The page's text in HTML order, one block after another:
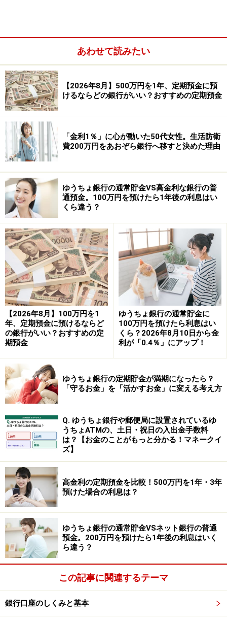
このデータから見ると、「貯金300万円」の位置付けは
年代によって大きく異なります。
20代・30代では、300万円未満の割合が約7～8割を占め
ており、300万円を達成していればしっかり貯めている
水準といえます。40代・50代でも同様に、まだ6割が300
万円未満であるため、1つの到達目標として現実的かつ
価値のあるラインです。
一方で、60代になると300万円以上の割合が約5割とな
り、「平均的な水準」に近づき、70代になるとさらに増
えます。300万円では少ないと感じる水準になっていき
ます。
●二人以上世帯の年代別金融資産保有割合（金融資産非
保有）
家計の金融行動に関する世論調査（二人以上世帯） 2025年
をもとに筆者作成
二人以上世帯でも、「貯金300万円」の位置付けは年代
によって大きく変わります。
20代・30代では、300万円未満の割合が約5～6割を占
め、300万円を達成していれば比較的しっかり貯めてい
る水準といえます。40代になると、この割合がやや減り
ますが、約4割が300万円未満であるため、1つの到達目
標として現実的なラインです。
50代になると、300万円以上の割合が増え始めます。さ
らに、60代・70代では、400万円以上の割合が7割以上を
占めており、300万円未満の割合は約2割まで下がりま
す。
あわせて読みたい
【2026年8月】500万円を1年、定期預金に預
けるならどの銀行がいい？おすすめの定期預金
「金利1％」に心が動いた50代女性。生活防衛
費200万円をあおぞら銀行へ移すと決めた理由
ゆうちょ銀行の通常貯金VS高金利な銀行の普
通預金。100万円を預けたら1年後の利息はい
くら違う？
【2026年8月】100万円を1
年、定期預金に預けるならど
の銀行がいい？おすすめの定
期預金
ゆうちょ銀行の通常貯金に
100万円を預けたら利息はい
くら？2026年8月10日から金
利が「0.4％」にアップ！
ゆうちょ銀行の定期貯金が満期になったら？
「守るお金」を「活かすお金」に変える考え方
Q. ゆうちょ銀行や郵便局に設置されているゆ
うちょATMの、土日・祝日の入出金手数料
は？【お金のことがもっと分かる！マネークイ
ズ】
高金利の定期預金を比較！500万円を1年・3年
預けた場合の利息は？
ゆうちょ銀行の通常貯金VSネット銀行の普通
預金。200万円を預けたら1年後の利息はいく
ら違う？
この記事に関連するテーマ
銀行口座のしくみと基本